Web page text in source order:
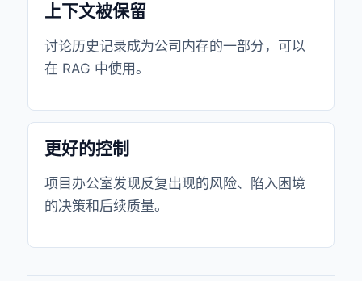
上下文被保留
讨论历史记录成为公司内存的一部分，可以
在 RAG 中使用。
更好的控制
项目办公室发现反复出现的风险、陷入困境
的决策和后续质量。